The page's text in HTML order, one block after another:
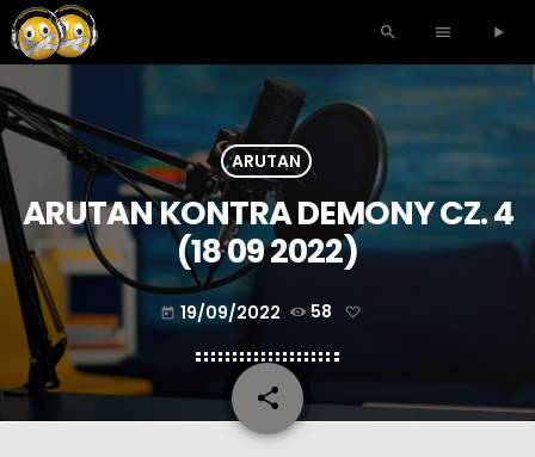
search menu play_arrow
ARUTAN
ARUTAN KONTRA DEMONY CZ. 4
(18 09 2022)
today 19/09/2022 58
share
email